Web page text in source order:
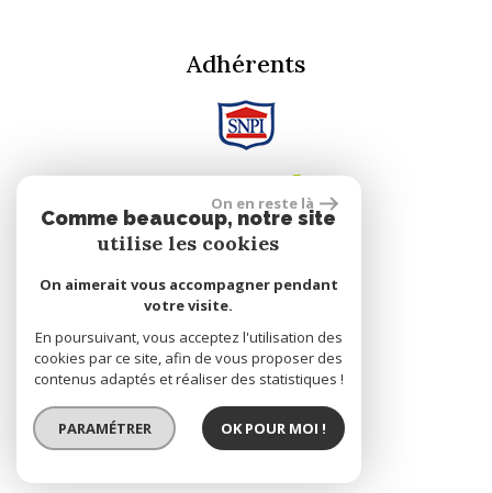
Adhérents
Espace propriétaire
réalisé par
On en reste là
Comme beaucoup, notre site
utilise les cookies
On aimerait vous accompagner pendant
votre visite.
En poursuivant, vous acceptez l'utilisation des
cookies par ce site, afin de vous proposer des
contenus adaptés et réaliser des statistiques !
PARAMÉTRER OK POUR MOI !